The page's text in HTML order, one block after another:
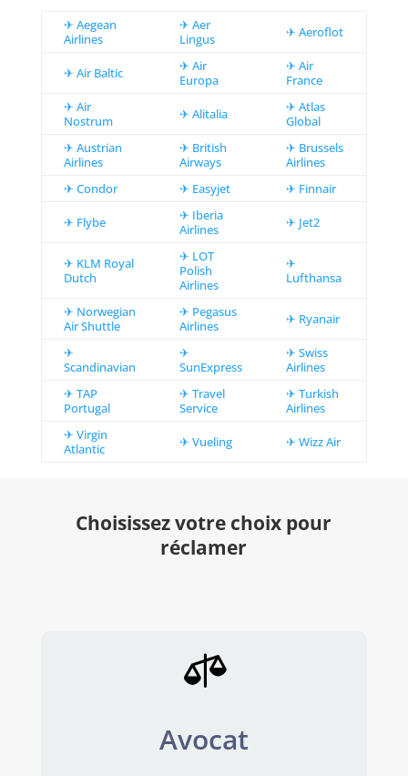
✈ Aegean
Airlines
✈ Aer
Lingus
✈ Aeroflot
✈ Air Baltic
✈ Air
Europa
✈ Air
France
✈ Air
Nostrum
✈ Alitalia
✈ Atlas
Global
✈ Austrian
Airlines
✈ British
Airways
✈ Brussels
Airlines
✈ Condor
✈ Easyjet ✈ Finnair
✈ Flybe
✈ Iberia
Airlines
✈ Jet2
✈ KLM Royal
Dutch
✈ LOT
Polish
Airlines
✈
Lufthansa
✈ Norwegian
Air Shuttle
✈ Pegasus
Airlines
✈ Ryanair
✈
Scandinavian
✈
SunExpress
✈ Swiss
Airlines
✈ TAP
Portugal
✈ Travel
Service
✈ Turkish
Airlines
✈ Virgin
Atlantic
✈ Vueling ✈ Wizz Air
Choisissez votre choix pour
réclamer

Avocat